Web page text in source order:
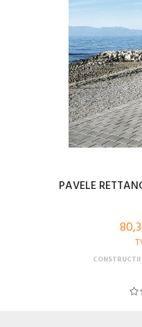
PAVELE
CONSTRUCTII